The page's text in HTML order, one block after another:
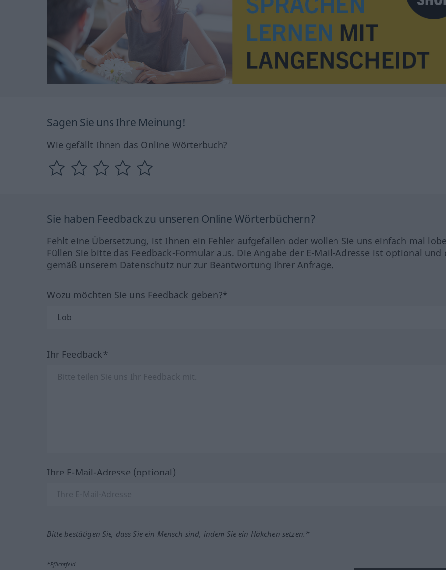
Sagen Sie uns Ihre Meinung!
Wie gefällt Ihnen das Online Wörterbuch?
Sie haben Feedback zu unseren Online Wörterbüchern?
Fehlt eine Übersetzung, ist Ihnen ein Fehler aufgefallen oder wollen Sie uns einfach mal
Füllen Sie bitte das Feedback-Formular aus. Die Angabe der E-Mail-Adresse ist optional und
gemäß unserem Datenschutz nur zur Beantwortung Ihrer Anfrage.
Wozu möchten Sie uns Feedback geben?*
Ihr Feedback*
Ihre E-Mail-Adresse (optional)
Bitte bestätigen Sie, dass Sie ein Mensch sind, indem Sie ein Häkchen setzen.*
*Pflichtfeld